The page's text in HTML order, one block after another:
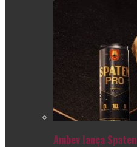
Ambev lança